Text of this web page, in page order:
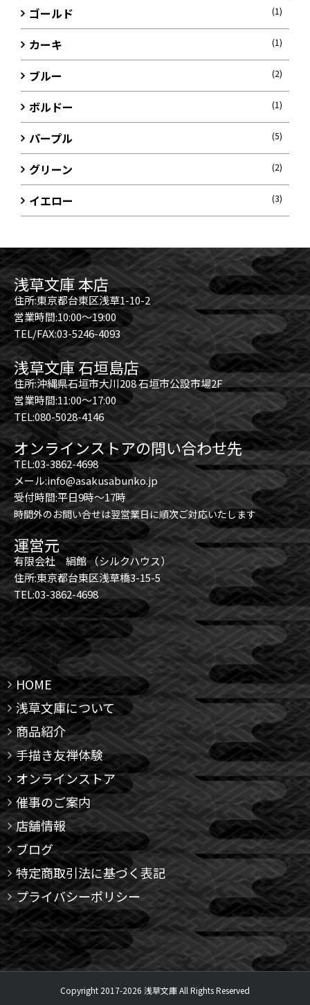
ゴールド (1)
カーキ (1)
ブルー (2)
ボルドー (1)
パープル (5)
グリーン (2)
イエロー (3)
浅草文庫 本店
住所:東京都台東区浅草1-10-2
営業時間:10:00～19:00
TEL/FAX:03-5246-4093
浅草文庫 石垣島店
住所:沖縄県石垣市大川208 石垣市公設市場2F
営業時間:11:00～17:00
TEL:080-5028-4146
オンラインストアの問い合わせ先
TEL:03-3862-4698
メール:info@asakusabunko.jp
受付時間:平日9時～17時
時間外のお問い合せは翌営業日に順次ご対応いたします
運営元
有限会社 絹館 （シルクハウス）
住所:東京都台東区浅草橋3-15-5
TEL:03-3862-4698
HOME
浅草文庫について
商品紹介
手描き友禅体験
オンラインストア
催事のご案内
店舗情報
ブログ
特定商取引法に基づく表記
プライバシーポリシー
Copyright 2017-2026 浅草文庫 All Rights Reserved